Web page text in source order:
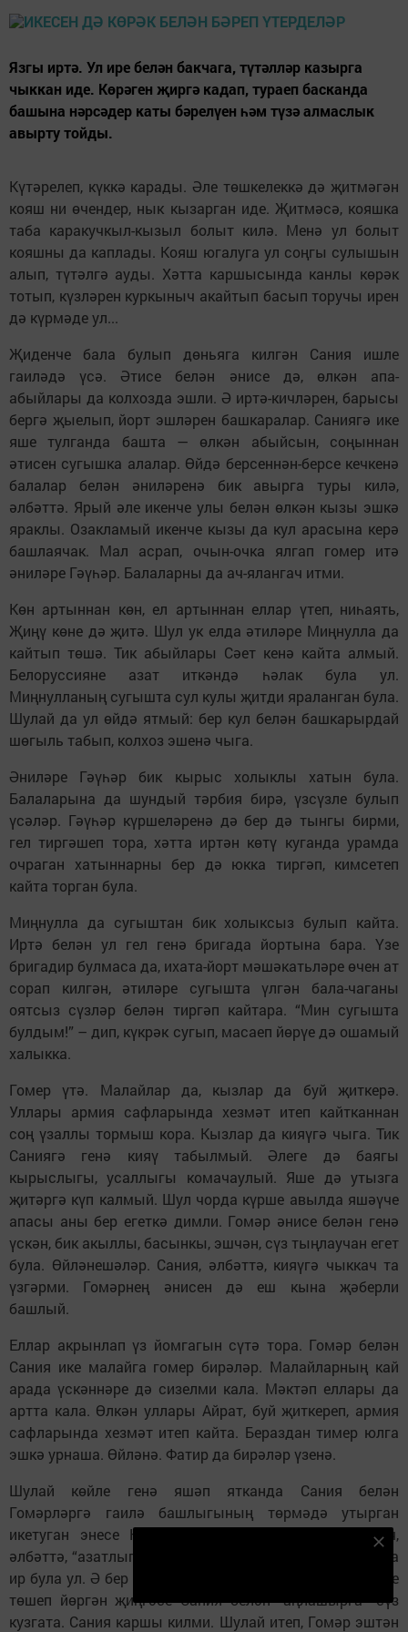
Язгы иртә. Ул ире белән бакчага, түтәлләр казырга
чыккан иде. Көрәген җиргә кадап, тураеп басканда
башына нәрсәдер каты бәрелүен һәм түзә алмаслык
авырту тойды.
Күтәрелеп, күккә карады. Әле төшкелеккә дә җитмәгән
кояш ни өчендер, нык кызарган иде. Җитмәсә, кояшка
таба каракучкыл-кызыл болыт килә. Менә ул болыт
кояшны да каплады. Кояш югалуга ул соңгы сулышын
алып, түтәлгә ауды. Хәтта каршысында канлы көрәк
тотып, күзләрен куркыныч акайтып басып торучы ирен
дә күрмәде ул...
Җиденче бала булып дөньяга килгән Сания ишле
гаиләдә үсә. Әтисе белән әнисе дә, өлкән апа-
абыйлары да колхозда эшли. Ә иртә-кичләрен, барысы
бергә җыелып, йорт эшләрен башкаралар. Саниягә ике
яше тулганда башта — өлкән абыйсын, соңыннан
әтисен сугышка алалар. Өйдә берсеннән-берсе кечкенә
балалар белән әниләренә бик авырга туры килә,
әлбәттә. Ярый әле икенче улы белән өлкән кызы эшкә
яраклы. Озакламый икенче кызы да кул арасына керә
башлаячак. Мал асрап, очын-очка ялгап гомер итә
әниләре Гәүһәр. Балаларны да ач-ялангач итми.
Көн артыннан көн, ел артыннан еллар үтеп, ниһаять,
Җиңү көне дә җитә. Шул ук елда әтиләре Миңнулла да
кайтып төшә. Тик абыйлары Сәет кенә кайта алмый.
Белоруссияне азат иткәндә һәлак була ул.
Миңнулланың сугышта сул кулы җитди яраланган була.
Шулай да ул өйдә ятмый: бер кул белән башкарырдай
шөгыль табып, колхоз эшенә чыга.
Әниләре Гәүһәр бик кырыс холыклы хатын була.
Балаларына да шундый тәрбия бирә, үзсүзле булып
үсәләр. Гәүһәр күршеләренә дә бер дә тынгы бирми,
гел тиргәшеп тора, хәтта иртән көтү куганда урамда
очраган хатыннарны бер дә юкка тиргәп, кимсетеп
кайта торган була.
Миңнулла да сугыштан бик холыксыз булып кайта.
Иртә белән ул гел генә бригада йортына бара. Үзе
бригадир булмаса да, ихата-йорт мәшәкатьләре өчен ат
сорап килгән, әтиләре сугышта үлгән бала-чаганы
оятсыз сүзләр белән тиргәп кайтара. “Мин сугышта
булдым!” – дип, күкрәк сугып, масаеп йөрүе дә ошамый
халыкка.
Гомер үтә. Малайлар да, кызлар да буй җиткерә.
Уллары армия сафларында хезмәт итеп кайтканнан
соң үзаллы тормыш кора. Кызлар да кияүгә чыга. Тик
Саниягә генә кияү табылмый. Әлеге дә баягы
кырыслыгы, усаллыгы комачаулый. Яше дә утызга
җитәргә күп калмый. Шул чорда күрше авылда яшәүче
апасы аны бер егеткә димли. Гомәр әнисе белән генә
үскән, бик акыллы, басынкы, эшчән, сүз тыңлаучан егет
була. Өйләнешәләр. Сания, әлбәттә, кияүгә чыккач та
үзгәрми. Гомәрнең әнисен дә еш кына җәберли
башлый.
Еллар акрынлап үз йомгагын сүтә тора. Гомәр белән
Сания ике малайга гомер бирәләр. Малайларның кай
арада үскәннәре дә сизелми кала. Мәктәп еллары да
артта кала. Өлкән уллары Айрат, буй җиткереп, армия
сафларында хезмәт итеп кайта. Бераздан тимер юлга
эшкә урнаша. Өйләнә. Фатир да бирәләр үзенә.
Шулай көйле генә яшәп ятканда Сания белән
Гомәрләргә гаилә башлыгының төрмәдә утырган
икетуган энесе Нәби кайтып төшә. Иреккә чыккач,
әлбәттә, “азатлыгын” юарга салыша. Озын буйлы, таза
ир була ул. Ә бер көнне Гомәр эшкә киткәч, күптән күзе
төшеп йөргән җиңгәсе Сания белән “аңлашырга” сүз
кузгата. Сания каршы килми. Шулай итеп, Гомәр эштән